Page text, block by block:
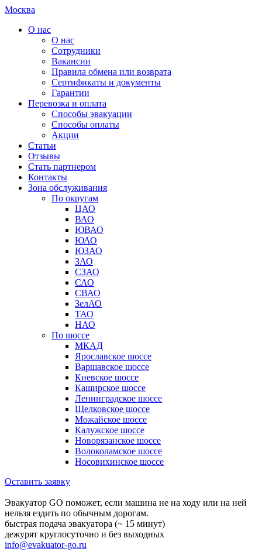
Москва
О нас
О нас
Сотрудники
Вакансии
Правила обмена или возврата
Сертификаты и документы
Гарантии
Перевозка и оплата
Способы эвакуации
Способы оплаты
Акции
Статьи
Отзывы
Стать партнером
Контакты
Зона обслуживания
По округам
ЦАО
ВАО
ЮВАО
ЮАО
ЮЗАО
ЗАО
СЗАО
САО
СВАО
ЗелАО
ТАО
НАО
По шоссе
МКАД
Ярославское шоссе
Варшавское шоссе
Киевское шоссе
Каширское шоссе
Ленинградское шоссе
Щелковское шоссе
Можайское шоссе
Калужское шоссе
Новорязанское шоссе
Волоколамское шоссе
Носовихинское шоссе
Оставить заявку
Эвакуатор GO поможет, если машина не на ходу или на ней
нельзя ездить по обычным дорогам.
быстрая подача эвакуатора (~ 15 минут)
дежурят круглосуточно и без выходных
info@evakuator-go.ru